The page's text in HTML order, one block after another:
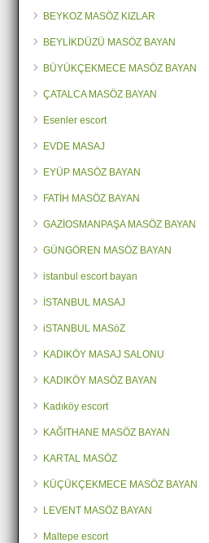
BEYKOZ MASÖZ KIZLAR
BEYLİKDÜZÜ MASÖZ BAYAN
BÜYÜKÇEKMECE MASÖZ BAYAN
ÇATALCA MASÖZ BAYAN
Esenler escort
EVDE MASAJ
EYÜP MASÖZ BAYAN
FATİH MASÖZ BAYAN
GAZİOSMANPAŞA MASÖZ BAYAN
GÜNGÖREN MASÖZ BAYAN
istanbul escort bayan
İSTANBUL MASAJ
iSTANBUL MASöZ
KADIKÖY MASAJ SALONU
KADIKÖY MASÖZ BAYAN
Kadıköy escort
KAĞITHANE MASÖZ BAYAN
KARTAL MASÖZ
KÜÇÜKÇEKMECE MASÖZ BAYAN
LEVENT MASÖZ BAYAN
Maltepe escort